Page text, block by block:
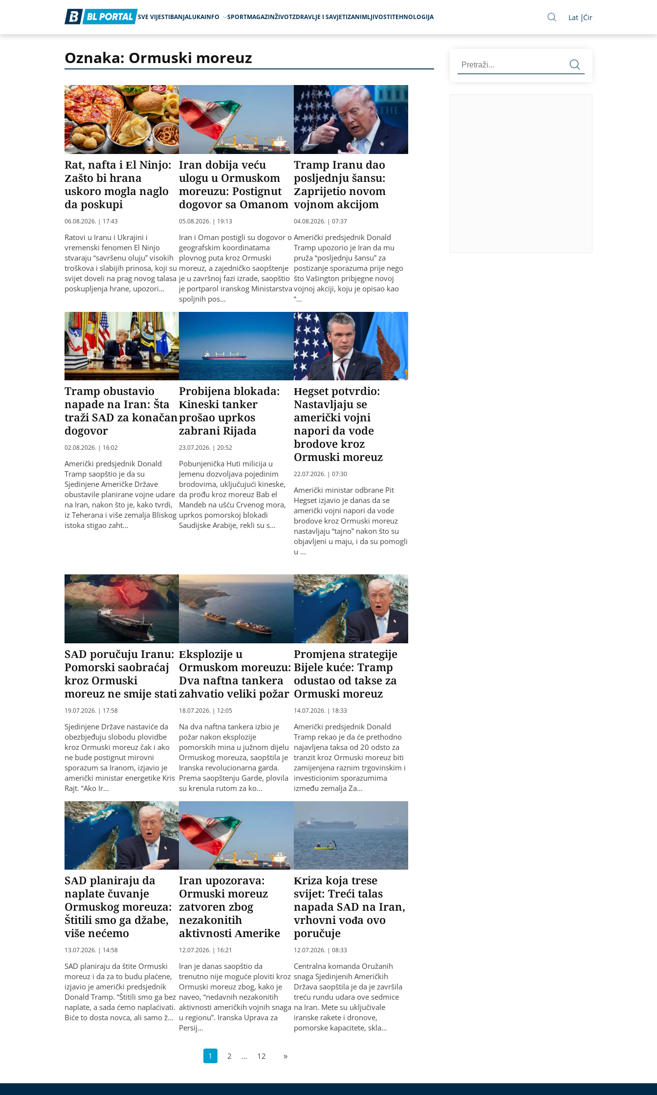
SVE VIJESTIBANJALUKAINFO SPORTMAGAZINŽIVOTZDRAVLJE I SAVJETIZANIMLJIVOSTITEHNOLOGIJA Lat Ćir
Oznaka: Ormuski moreuz
Rat, nafta i El Ninjo:
Zašto bi hrana
uskoro mogla naglo
da poskupi
06.08.2026. | 17:43
Ratovi u Iranu i Ukrajini i
vremenski fenomen El Ninjo
stvaraju “savršenu oluju” visokih
troškova i slabijih prinosa, koji su
svijet doveli na prag novog talasa
poskupljenja hrane, upozori…
Iran dobija veću
ulogu u Ormuskom
moreuzu: Postignut
dogovor sa Omanom
05.08.2026. | 19:13
Iran i Oman postigli su dogovor o
geografskim koordinatama
plovnog puta kroz Ormuski
moreuz, a zajedničko saopštenje
je u završnoj fazi izrade, saopštio
je portparol iranskog Ministarstva
spoljnih pos…
Tramp Iranu dao
posljednju šansu:
Zaprijetio novom
vojnom akcijom
04.08.2026. | 07:37
Američki predsjednik Donald
Tramp upozorio je Iran da mu
pruža “posljednju šansu” za
postizanje sporazuma prije nego
što Vašington pribjegne novoj
vojnoj akciji, koju je opisao kao
“…
Tramp obustavio
napade na Iran: Šta
traži SAD za konačan
dogovor
02.08.2026. | 16:02
Američki predsjednik Donald
Tramp saopštio je da su
Sjedinjene Američke Države
obustavile planirane vojne udare
na Iran, nakon što je, kako tvrdi,
iz Teherana i više zemalja Bliskog
istoka stigao zaht…
Probijena blokada:
Kineski tanker
prošao uprkos
zabrani Rijada
23.07.2026. | 20:52
Pobunjenička Huti milicija u
Jemenu dozvoljava pojedinim
brodovima, uključujući kineske,
da prođu kroz moreuz Bab el
Mandeb na ušću Crvenog mora,
uprkos pomorskoj blokadi
Saudijske Arabije, rekli su s…
Hegset potvrdio:
Nastavljaju se
američki vojni
napori da vode
brodove kroz
Ormuski moreuz
22.07.2026. | 07:30
Američki ministar odbrane Pit
Hegset izjavio je danas da se
američki vojni napori da vode
brodove kroz Ormuski moreuz
nastavljaju “tajno” nakon što su
objavljeni u maju, i da su pomogli
u …
SAD poručuju Iranu:
Pomorski saobraćaj
kroz Ormuski
moreuz ne smije stati
19.07.2026. | 17:58
Sjedinjene Države nastaviće da
obezbjeđuju slobodu plovidbe
kroz Ormuski moreuz čak i ako
ne bude postignut mirovni
sporazum sa Iranom, izjavio je
američki ministar energetike Kris
Rajt. “Ako Ir…
Eksplozije u
Ormuskom moreuzu:
Dva naftna tankera
zahvatio veliki požar
18.07.2026. | 12:05
Na dva naftna tankera izbio je
požar nakon eksplozije
pomorskih mina u južnom dijelu
Ormuskog moreuza, saopštila je
Iranska revolucionarna garda.
Prema saopštenju Garde, plovila
su krenula rutom za ko…
Promjena strategije
Bijele kuće: Tramp
odustao od takse za
Ormuski moreuz
14.07.2026. | 18:33
Američki predsjednik Donald
Tramp rekao je da će prethodno
najavljena taksa od 20 odsto za
tranzit kroz Ormuski moreuz biti
zamijenjena raznim trgovinskim i
investicionim sporazumima
između zemalja Za…
SAD planiraju da
naplate čuvanje
Ormuskog moreuza:
Štitili smo ga džabe,
više nećemo
13.07.2026. | 14:58
SAD planiraju da štite Ormuski
moreuz i da za to budu plaćene,
izjavio je američki predsjednik
Donald Tramp. “Štitili smo ga bez
naplate, a sada ćemo naplaćivati.
Biće to dosta novca, ali samo ž…
Iran upozorava:
Ormuski moreuz
zatvoren zbog
nezakonitih
aktivnosti Amerike
12.07.2026. | 16:21
Iran je danas saopštio da
trenutno nije moguće ploviti kroz
Ormuski moreuz zbog, kako je
naveo, “nedavnih nezakonitih
aktivnosti američkih vojnih snaga
u regionu”. Iranska Uprava za
Persij…
Kriza koja trese
svijet: Treći talas
napada SAD na Iran,
vrhovni vođa ovo
poručuje
12.07.2026. | 08:33
Centralna komanda Oružanih
snaga Sjedinjenih Američkih
Država saopštila je da je završila
treću rundu udara ove sedmice
na Iran. Mete su uključivale
iranske rakete i dronove,
pomorske kapacitete, skla…
1 2 … 12 »